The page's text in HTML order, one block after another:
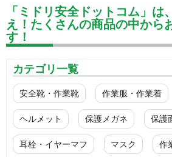
「ミドリ安全ドットコム」は
え！たくさんの商品の中から
す！
カテゴリ一覧
安全靴・作業靴 作業服・作業着
ヘルメット 保護メガネ 保護
耳栓・イヤーマフ マスク 作